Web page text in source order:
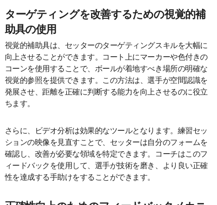
ターゲティングを改善するための視覚的補
助具の使用
視覚的補助具は、セッターのターゲティングスキルを大幅に
向上させることができます。コート上にマーカーや色付きの
コーンを使用することで、ボールが着地すべき場所の明確な
視覚的参照を提供できます。この方法は、選手が空間認識を
発展させ、距離を正確に判断する能力を向上させるのに役立
ちます。
さらに、ビデオ分析は効果的なツールとなります。練習セッ
ションの映像を見直すことで、セッターは自分のフォームを
確認し、改善が必要な領域を特定できます。コーチはこのフ
ィードバックを使用して、選手が技術を磨き、より良い正確
性を達成する手助けをすることができます。